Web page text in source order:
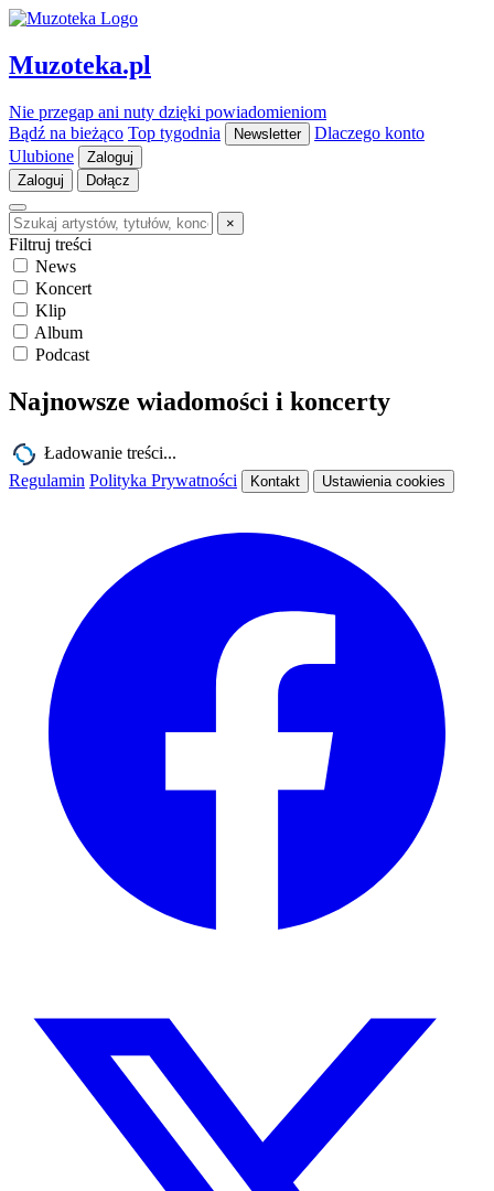
Muzoteka.pl
Nie przegap ani nuty dzięki powiadomieniom
Bądź na bieżąco Top tygodnia Newsletter
Dlaczego konto
Ulubione
Zaloguj
Zaloguj
Dołącz
×
Filtruj treści
News
Koncert
Klip
Album
Podcast
Najnowsze wiadomości i koncerty
Ładowanie treści...
Regulamin Polityka Prywatności Kontakt Ustawienia cookies